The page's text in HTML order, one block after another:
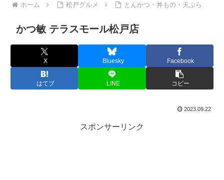
ホーム 松戸グルメ とんかつ・丼もの・天ぷら
かつ敏 テラスモール松戸店
X Bluesky Facebook
はてブ LINE コピー
2023.09.22
スポンサーリンク